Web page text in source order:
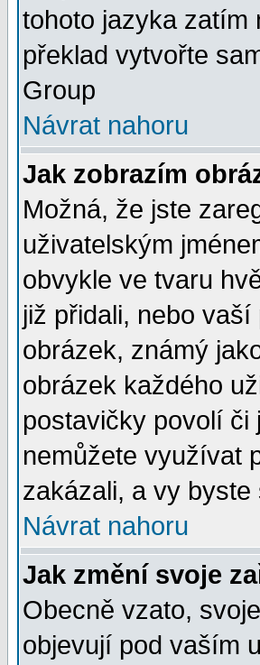
tohoto jazyka zatím
překlad vytvořte
Group
Návrat nahoru
Jak zobrazím
Možná, že jste
uživatelským
obvykle ve tvaru
již přidali, nebo
obrázek, známý
obrázek každého
postavičky povolí či
nemůžete využívat
zakázali, a vy
Návrat nahoru
Jak změní svoje
Obecně vzato,
objevují pod vaším